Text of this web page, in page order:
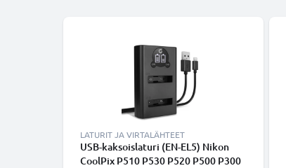
LATURIT JA VIRTALÄHTEET
USB-kaksoislaturi (EN-EL5) Nikon
CoolPix P510 P530 P520 P500 P300